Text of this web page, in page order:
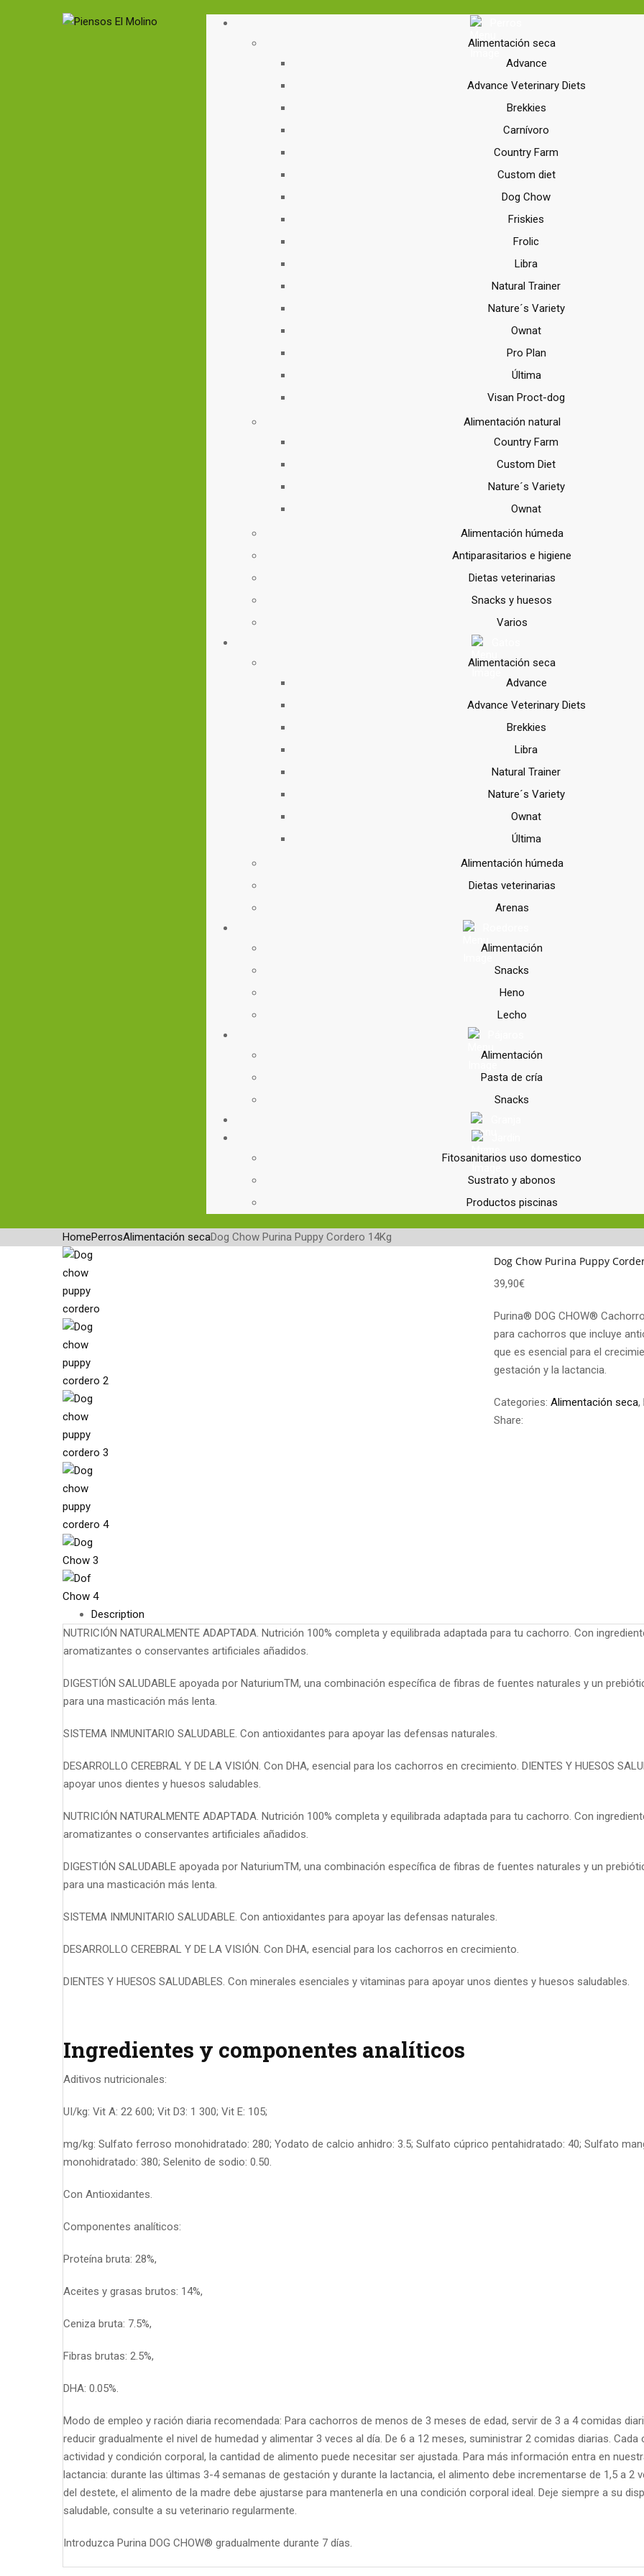
Alimentación seca
Advance
Advance Veterinary Diets
Brekkies
Carnívoro
Country Farm
Custom diet
Dog Chow
Friskies
Frolic
Libra
Natural Trainer
Nature´s Variety
Ownat
Pro Plan
Última
Visan Proct-dog
Alimentación natural
Country Farm
Custom Diet
Nature´s Variety
Ownat
Alimentación húmeda
Antiparasitarios e higiene
Dietas veterinarias
Snacks y huesos
Varios
Alimentación seca
Advance
Advance Veterinary Diets
Brekkies
Libra
Natural Trainer
Nature´s Variety
Ownat
Última
Alimentación húmeda
Dietas veterinarias
Arenas
Alimentación
Snacks
Heno
Lecho
Alimentación
Pasta de cría
Snacks
Fitosanitarios uso domestico
Sustrato y abonos
Productos piscinas
HomePerrosAlimentación secaDog Chow Purina Puppy Cordero 14Kg
Dog Chow Purina Puppy
39,90€
Purina® DOG CHOW®
para cachorros que incluye
que es esencial para el
gestación y la lactancia.
Categories: Alimentación seca,
Share:
Description
NUTRICIÓN NATURALMENTE ADAPTADA. Nutrición 100% completa y equilibrada adaptada para tu cachorro. Con
aromatizantes o conservantes artificiales añadidos.
DIGESTIÓN SALUDABLE apoyada por NaturiumTM, una combinación específica de fibras de fuentes naturales y un
para una masticación más lenta.
SISTEMA INMUNITARIO SALUDABLE. Con antioxidantes para apoyar las defensas naturales.
DESARROLLO CEREBRAL Y DE LA VISIÓN. Con DHA, esencial para los cachorros en crecimiento. DIENTES Y HUESOS
apoyar unos dientes y huesos saludables.
NUTRICIÓN NATURALMENTE ADAPTADA. Nutrición 100% completa y equilibrada adaptada para tu cachorro. Con
aromatizantes o conservantes artificiales añadidos.
DIGESTIÓN SALUDABLE apoyada por NaturiumTM, una combinación específica de fibras de fuentes naturales y un
para una masticación más lenta.
SISTEMA INMUNITARIO SALUDABLE. Con antioxidantes para apoyar las defensas naturales.
DESARROLLO CEREBRAL Y DE LA VISIÓN. Con DHA, esencial para los cachorros en crecimiento.
DIENTES Y HUESOS SALUDABLES. Con minerales esenciales y vitaminas para apoyar unos dientes y huesos saludables.
Ingredientes y componentes analíticos
Aditivos nutricionales:
UI/kg: Vit A: 22 600; Vit D3: 1 300; Vit E: 105;
mg/kg: Sulfato ferroso monohidratado: 280; Yodato de calcio anhidro: 3.5; Sulfato cúprico pentahidratado: 40; Sulfato
monohidratado: 380; Selenito de sodio: 0.50.
Con Antioxidantes.
Componentes analíticos:
Proteína bruta: 28%,
Aceites y grasas brutos: 14%,
Ceniza bruta: 7.5%,
Fibras brutas: 2.5%,
DHA: 0.05%.
Modo de empleo y ración diaria recomendada: Para cachorros de menos de 3 meses de edad, servir de 3 a 4 comidas
reducir gradualmente el nivel de humedad y alimentar 3 veces al día. De 6 a 12 meses, suministrar 2 comidas diarias.
actividad y condición corporal, la cantidad de alimento puede necesitar ser ajustada. Para más información entra en
lactancia: durante las últimas 3-4 semanas de gestación y durante la lactancia, el alimento debe incrementarse de 1,5 a 2
del destete, el alimento de la madre debe ajustarse para mantenerla en una condición corporal ideal. Deje siempre a su
saludable, consulte a su veterinario regularmente.
Introduzca Purina DOG CHOW® gradualmente durante 7 días.